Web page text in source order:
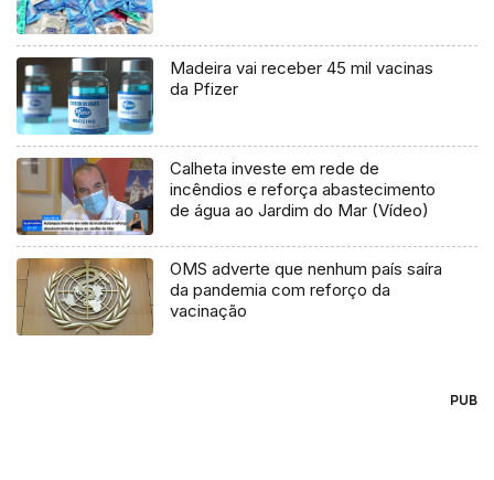
Madeira vai receber 45 mil vacinas
da Pfizer
Calheta investe em rede de
incêndios e reforça abastecimento
de água ao Jardim do Mar (Vídeo)
OMS adverte que nenhum país saíra
da pandemia com reforço da
vacinação
PUB